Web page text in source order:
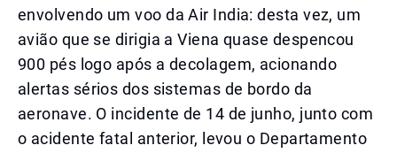
envolvendo um voo da Air India: desta vez, um
avião que se dirigia a Viena quase despencou
900 pés logo após a decolagem, acionando
alertas sérios dos sistemas de bordo da
aeronave. O incidente de 14 de junho, junto com
o acidente fatal anterior, levou o Departamento